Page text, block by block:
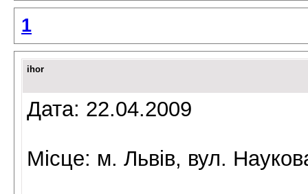
1
ihor
Дата: 22.04.2009
Місце: м. Львів, вул.